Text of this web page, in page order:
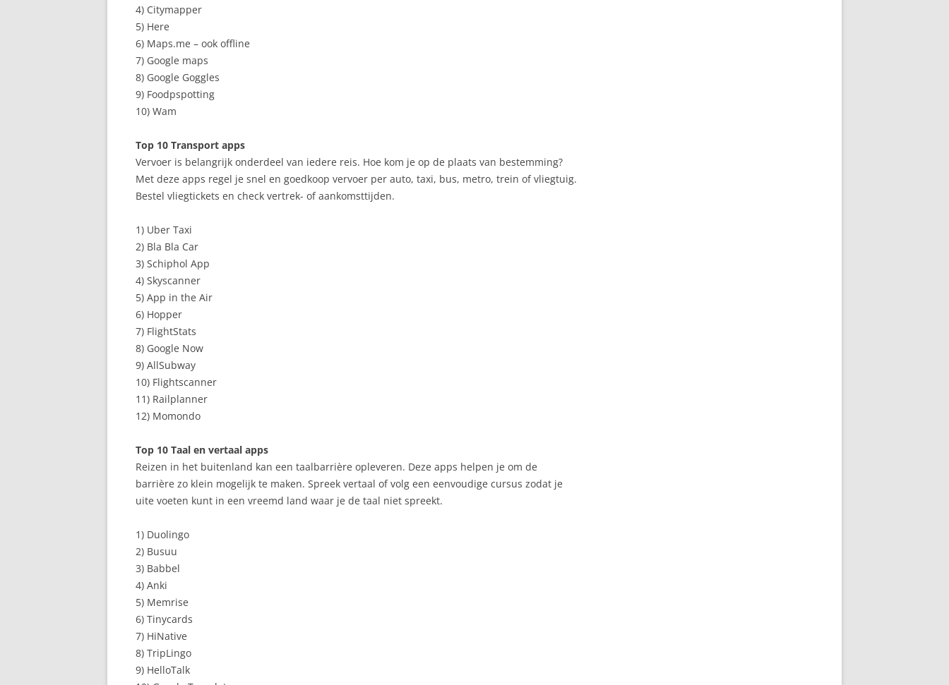
4) Citymapper
5) Here
6) Maps.me – ook offline
7) Google maps
8) Google Goggles
9) Foodpspotting
10) Wam
Top 10 Transport apps
Vervoer is belangrijk onderdeel van iedere reis. Hoe kom je op de plaats van bestemming?
Met deze apps regel je snel en goedkoop vervoer per auto, taxi, bus, metro, trein of vliegtuig.
Bestel vliegtickets en check vertrek- of aankomsttijden.
1) Uber Taxi
2) Bla Bla Car
3) Schiphol App
4) Skyscanner
5) App in the Air
6) Hopper
7) FlightStats
8) Google Now
9) AllSubway
10) Flightscanner
11) Railplanner
12) Momondo
Top 10 Taal en vertaal apps
Reizen in het buitenland kan een taalbarrière opleveren. Deze apps helpen je om de
barrière zo klein mogelijk te maken. Spreek vertaal of volg een eenvoudige cursus zodat je
uite voeten kunt in een vreemd land waar je de taal niet spreekt.
1) Duolingo
2) Busuu
3) Babbel
4) Anki
5) Memrise
6) Tinycards
7) HiNative
8) TripLingo
9) HelloTalk